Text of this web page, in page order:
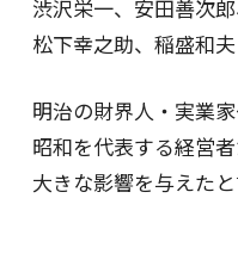
渋沢栄一、安田善次郎
松下幸之助、稲盛和
明治の財界人・実業家
昭和を代表する経営
大きな影響を与えたと